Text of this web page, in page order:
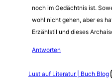
noch im Gedächtnis ist.
wohl nicht gehen, aber es
Erzählstil und dieses
Antworten
Lust auf Literatur | Buch Blog